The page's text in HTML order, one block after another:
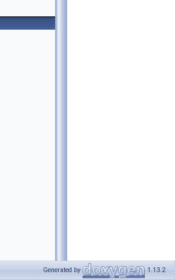
Generated by 1.13.2